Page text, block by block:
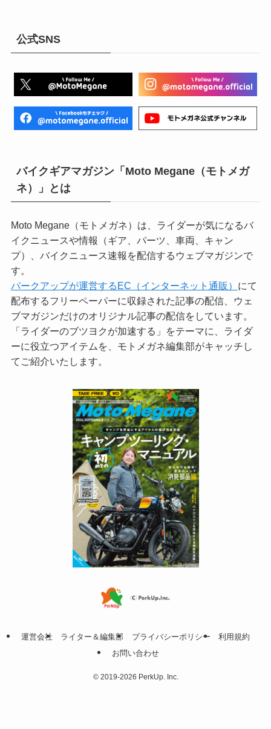
公式SNS
バイクギアマガジン「Moto Megane（モトメガ
ネ）」とは
Moto Megane（モトメガネ）は、ライダーが気になるバ
イクニュースや情報（ギア、パーツ、車両、キャン
プ）、バイクニュース速報を配信するウェブマガジンで
す。
パークアップが運営するEC（インターネット通販） にて
配布するフリーペーパーに収録された記事の配信、ウェ
ブマガジンだけのオリジナル記事の配信をしています。
「ライダーのブツヨクが加速する」をテーマに、ライダ
ーに役立つアイテムを、モトメガネ編集部がキャッチし
てご紹介いたします。
運営会社 ライター＆編集部 プライバシーポリシー
利用規約
お問い合わせ
©2019-2026 PerkUp. Inc.